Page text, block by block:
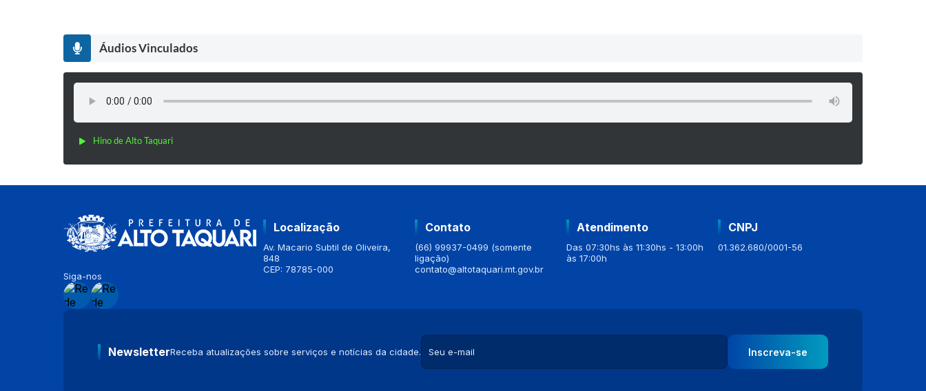
Áudios Vinculados
Hino de Alto Taquari
Siga-nos
Localização
Av. Macario Subtil de Oliveira,
848
CEP: 78785-000
Contato
(66) 99937-0499 (somente
ligação)
contato@altotaquari.mt.gov.br
Atendimento
Das 07:30hs às 11:30hs - 13:00h
às 17:00h
CNPJ
01.362.680/0001-56
NewsletterReceba atualizações sobre serviços e notícias da cidade. Inscreva-se